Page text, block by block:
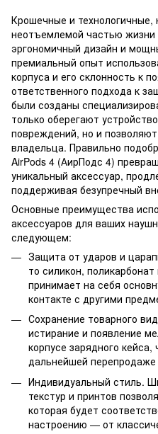
Крошечные и технологичные,
неотъемлемой частью
эргономичный дизайн и
премиальный опыт
корпуса и его склонность к
ответственного подхода к
были созданы
только оберегают
повреждений, но и
владельца. Правильно
AirPods 4 (АирПодс 4)
уникальный аксессуар,
поддерживая безупречный
Основные преимущества
аксессуаров для ваших
следующем:
Защита от ударов и
то силикон,
принимает на себя
контакте с другими
Сохранение товарного
истирание и появление
корпусе зарядного
дальнейшей перепродаже
Индивидуальный стиль.
текстур и принтов
которая будет
настроению — от